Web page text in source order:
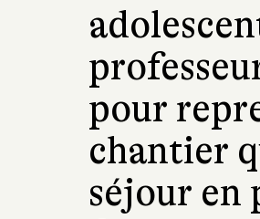
pour
chantier
séjour en